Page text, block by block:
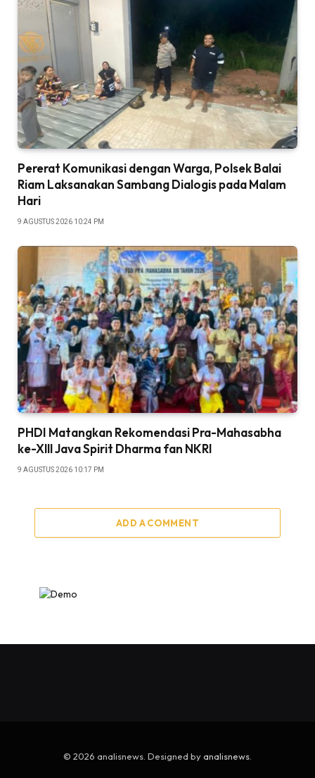
Pererat Komunikasi dengan Warga, Polsek Balai
Riam Laksanakan Sambang Dialogis pada Malam
Hari
9 AGUSTUS 2026 10:24 PM
PHDI Matangkan Rekomendasi Pra-Mahasabha
ke-Xlll Java Spirit Dharma fan NKRI
9 AGUSTUS 2026 10:17 PM
ADD A COMMENT
© 2026 analisnews. Designed by analisnews